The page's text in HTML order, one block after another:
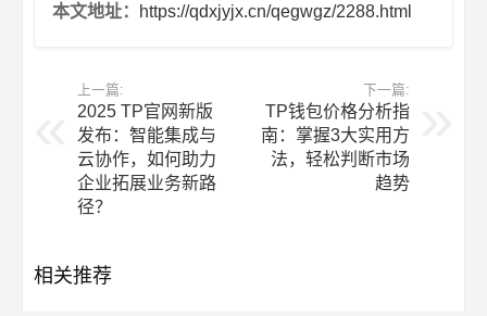
本文地址：
https://qdxjyjx.cn/qegwgz/2288.html
上一篇:
2025 TP官网新版
发布：智能集成与
云协作，如何助力
企业拓展业务新路
径？
下一篇:
TP钱包价格分析指
南：掌握3大实用方
法，轻松判断市场
趋势
相关推荐